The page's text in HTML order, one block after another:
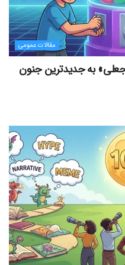
مقالات عمومی
به جدیدترین جنون